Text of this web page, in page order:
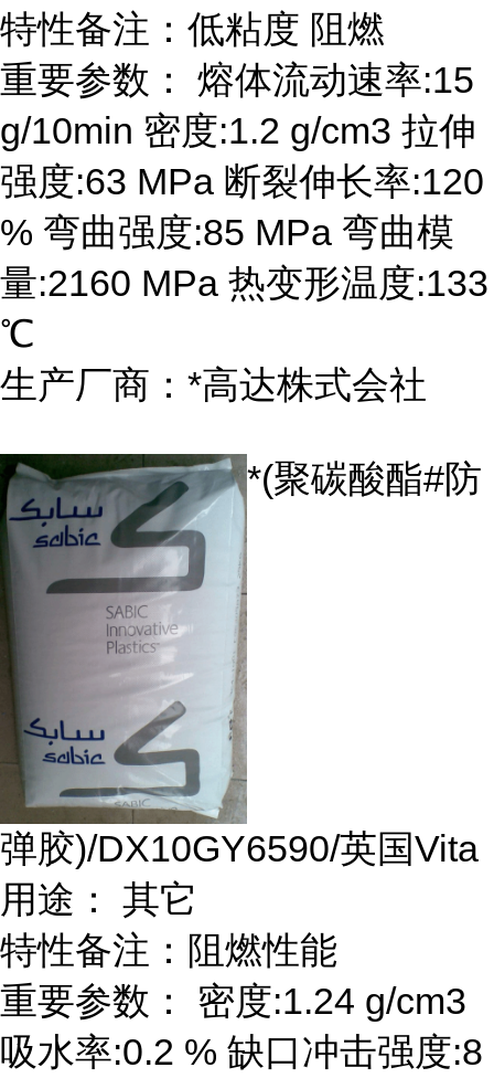
特性备注：低粘度 阻燃
重要参数： 熔体流动速率:15
g/10min 密度:1.2 g/cm3 拉伸
强度:63 MPa 断裂伸长率:120
% 弯曲强度:85 MPa 弯曲模
量:2160 MPa 热变形温度:133
℃
生产厂商：*高达株式会社
*(聚碳酸酯#防
弹胶)/DX10GY6590/英国Vita
用途： 其它
特性备注：阻燃性能
重要参数： 密度:1.24 g/cm3
吸水率:0.2 % 缺口冲击强度:8